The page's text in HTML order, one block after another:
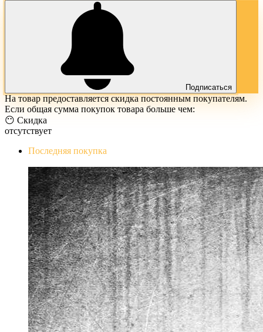
Подписаться
На товар предоставляется скидка постоянным покупателям.
Если общая сумма покупок товара больше чем:
😶 Скидка
отсутствует
Последняя покупка